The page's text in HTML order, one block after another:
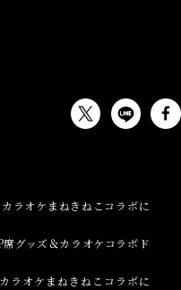
ラオケまねきねこコラボに
グッズ＆カラオケコラボド
ラオケまねきねこコラボに